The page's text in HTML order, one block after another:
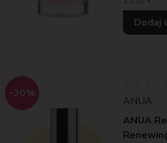
Dodaj
-30%
ANUA
ANUA